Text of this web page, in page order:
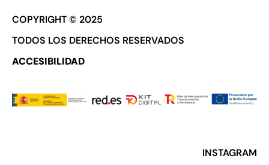
COPYRIGHT © 2025
TODOS LOS DERECHOS RESERVADOS
ACCESIBILIDAD
INSTAGRAM